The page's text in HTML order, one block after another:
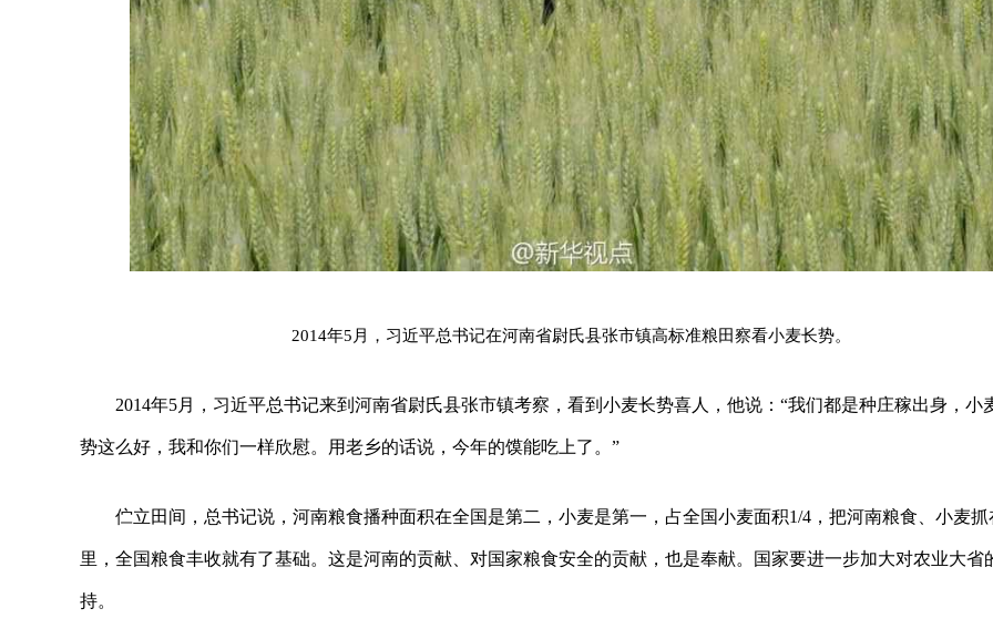
2014年5月，习近平总书记在河南省尉氏县张市镇高标准粮田察看小麦长势。
2014年5月，习近平总书记来到河南省尉氏县张市镇考察，看到小麦长势喜人，他说：“我们都是种庄稼出身，小
势这么好，我和你们一样欣慰。用老乡的话说，今年的馍能吃上了。”
伫立田间，总书记说，河南粮食播种面积在全国是第二，小麦是第一，占全国小麦面积1/4，把河南粮食、小麦抓
里，全国粮食丰收就有了基础。这是河南的贡献、对国家粮食安全的贡献，也是奉献。国家要进一步加大对农业大省
持。